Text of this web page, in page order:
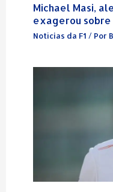
Michael Masi,
exagerou sobre
Notícias da F1 / Por